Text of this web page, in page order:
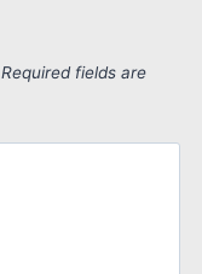
Required fields are